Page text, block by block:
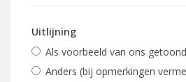
Uitlijning
Als voorbeeld van ons
Anders (bij opmerkingen